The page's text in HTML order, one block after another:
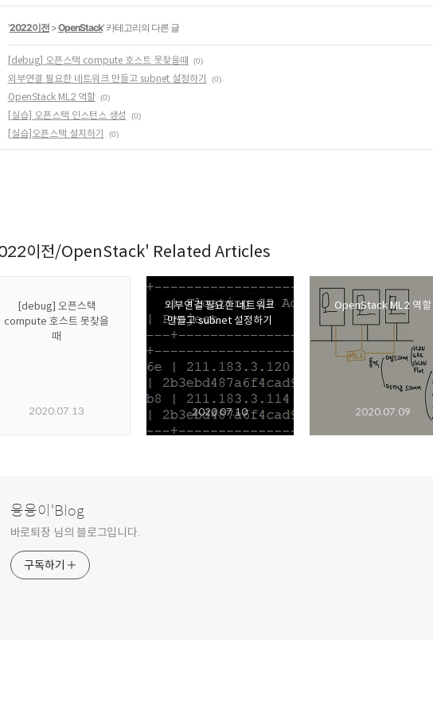
'2022이전>OpenStack' 카테고리의 다른 글
[debug] 오픈스택 compute 호스트 못찾을때 (0)
외부연결 필요한 네트워크 만들고 subnet 설정하기 (0)
OpenStack ML2 역할 (0)
[실습] 오픈스택 인스턴스 생성 (0)
[실습]오픈스택 설치하기 (0)
이전/OpenStack' Related Articles
[debug] 오픈스택
compute 호스트 못찾을
때
2020.07.13
외부연결 필요한 네트워크
만들고 subnet 설정하기
2020.07.10
OpenStack ML2 역할
2020.07.09
융융이'Blog
바로퇴장 님의 블로그입니다.
구독하기